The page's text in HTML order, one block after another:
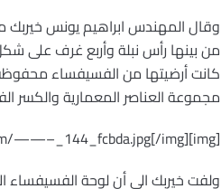
وقال المهندس ابراهيم يونس خيربك
من بينها رأس نبلة وأربع غرف على
كانت أرضيتها من الفسيفساء
مجموعة العناصر المعمارية والكسر
[img]http://www.jablah.com/uploads/extgallery/public-photo/medium/——–_144_fcbda.jpg[/img]